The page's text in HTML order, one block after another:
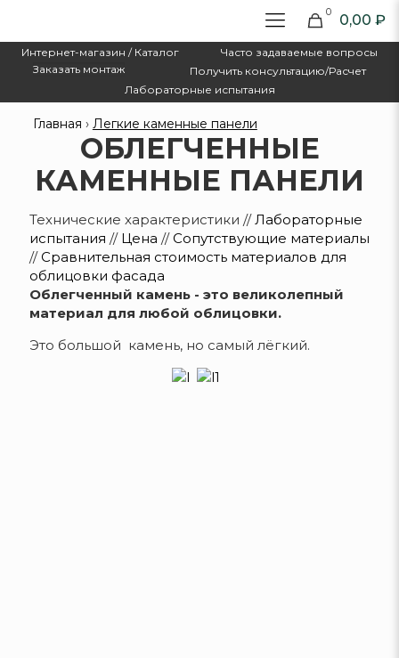
Интернет-магазин / Каталог
Часто задаваемые вопросы
Заказать монтаж
Получить консультацию/Расчет
Лабораторные испытания
0 0,00 ₽
Главная › Легкие каменные панели
ОБЛЕГЧЕННЫЕ
КАМЕННЫЕ ПАНЕЛИ
Технические характеристики //Лабораторные
испытания // Цена //Сопутствующие материалы
//Сравнительная стоимость материалов для
облицовки фасада
Облегченный камень - это великолепный
материал для любой облицовки.
Это большой камень, но самый лёгкий.